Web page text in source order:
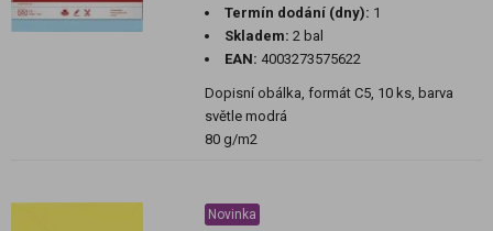
Termín dodání (dny): 1
Skladem: 2 bal
EAN: 4003273575622
Dopisní obálka, formát C5, 10 ks, barva
světle modrá
80 g/m2
Novinka